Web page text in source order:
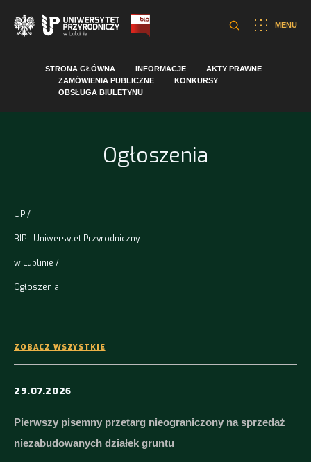
MENU
STRONA GŁÓWNA INFORMACJE
AKTY PRAWNE
ZAMÓWIENIA PUBLICZNE
KONKURSY
OBSŁUGA BIULETYNU
Ogłoszenia
UP
BIP - Uniwersytet Przyrodniczny
w Lublinie
Ogłoszenia
ZOBACZ WSZYSTKIE
29.07.2026
Pierwszy pisemny przetarg nieograniczony na sprzedaż
niezabudowanych działek gruntu